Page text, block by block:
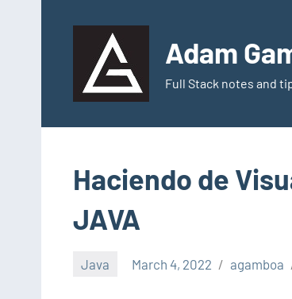
Adam
Full Stack notes and
Haciendo de
JAVA
Java March 4, 2022 agamboa